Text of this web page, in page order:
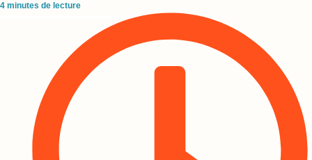
4 minutes de lecture